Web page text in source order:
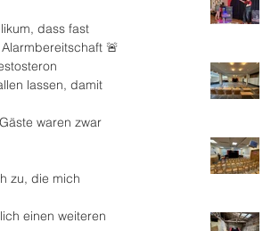
dass fast
🚨
lassen, damit
waren zwar
zu, die mich
einen weiteren